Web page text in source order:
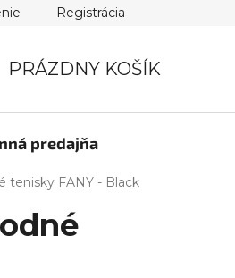
Registrácia
PRÁZDNY KOŠÍK
predajňa
tenisky FANY - Black